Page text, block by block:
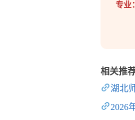
专业：
相关推
湖北
2026